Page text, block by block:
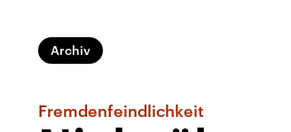
Archiv
Fremdenfeindlichkeit